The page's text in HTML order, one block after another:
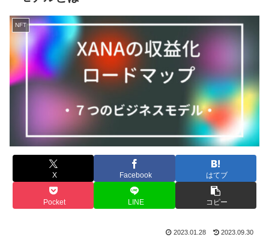
NFT
X Facebook はてブ
Pocket LINE コピー
2023.01.28 2023.09.30